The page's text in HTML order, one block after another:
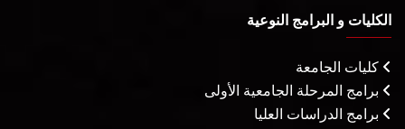
الكليات و البرامج النوعية
كليات الجامعة
برامج المرحلة الجامعية الأولى
برامج الدراسات العليا